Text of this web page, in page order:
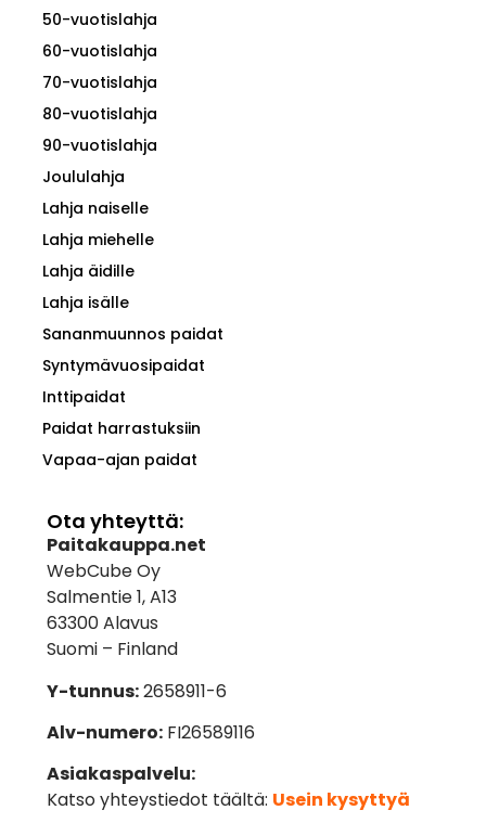
50-vuotislahja
60-vuotislahja
70-vuotislahja
80-vuotislahja
90-vuotislahja
Joululahja
Lahja naiselle
Lahja miehelle
Lahja äidille
Lahja isälle
Sananmuunnos paidat
Syntymävuosipaidat
Inttipaidat
Paidat harrastuksiin
Vapaa-ajan paidat
Ota yhteyttä:
Paitakauppa.net
WebCube Oy
Salmentie 1, A13
63300 Alavus
Suomi – Finland
Y-tunnus:2658911-6
Alv-numero:FI26589116
Asiakaspalvelu:
Katso yhteystiedot täältä: Usein kysyttyä